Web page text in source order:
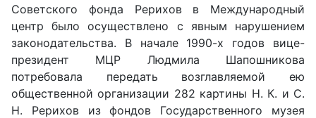
Советского фонда Рерихов в Международный
центр было осуществлено с явным нарушением
законодательства. В начале 1990-х годов вице-
президент МЦР Людмила Шапошникова
потребовала передать возглавляемой ею
общественной организации 282 картины Н. К. и С.
Н. Рерихов из фондов Государственного музея